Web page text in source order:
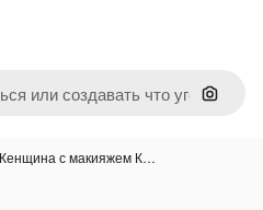
Поиск
с макияжем К…